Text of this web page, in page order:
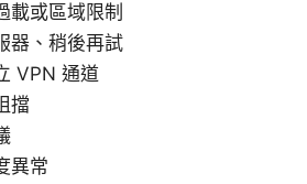
載或區域限制
器、稍後再試
VPN 通道
擋
異常